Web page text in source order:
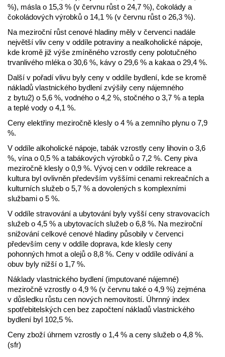
%), másla o 15,3 % (v červnu růst o 24,7 %), čokolády a
čokoládových výrobků o 14,1 % (v červnu růst o 26,3 %).
Na meziroční růst cenové hladiny měly v červenci nadále
největší vliv ceny v oddíle potraviny a nealkoholické nápoje,
kde kromě již výše zmíněného vzrostly ceny polotučného
trvanlivého mléka o 30,6 %, kávy o 29,6 % a kakaa o 29,4 %.
Další v pořadí vlivu byly ceny v oddíle bydlení, kde se kromě
nákladů vlastnického bydlení zvýšily ceny nájemného
z bytu2) o 5,6 %, vodného o 4,2 %, stočného o 3,7 % a tepla
a teplé vody o 4,1 %.
Ceny elektřiny meziročně klesly o 4 % a zemního plynu o 7,9
%.
V oddíle alkoholické nápoje, tabák vzrostly ceny lihovin o 3,6
%, vína o 0,5 % a tabákových výrobků o 7,2 %. Ceny piva
meziročně klesly o 0,9 %. Vývoj cen v oddíle rekreace a
kultura byl ovlivněn především vyššími cenami rekreačních a
kulturních služeb o 5,7 % a dovolených s komplexními
službami o 5 %.
V oddíle stravování a ubytování byly vyšší ceny stravovacích
služeb o 4,5 % a ubytovacích služeb o 6,8 %. Na meziroční
snižování celkové cenové hladiny působily v červenci
především ceny v oddíle doprava, kde klesly ceny
pohonných hmot a olejů o 8,8 %. Ceny v oddíle odívání a
obuv byly nižší o 1,7 %.
Náklady vlastnického bydlení (imputované nájemné)
meziročně vzrostly o 4,9 % (v červnu také o 4,9 %) zejména
v důsledku růstu cen nových nemovitostí. Úhrnný index
spotřebitelských cen bez započtení nákladů vlastnického
bydlení byl 102,5 %.
Ceny zboží úhrnem vzrostly o 1,4 % a ceny služeb o 4,8 %.
(sfr)